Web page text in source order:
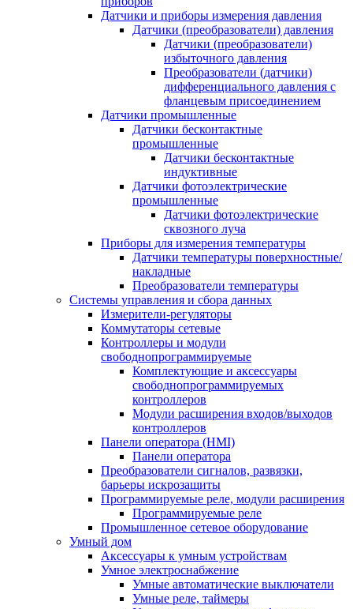
Датчики и приборы измерения давления
Датчики (преобразователи) давления
Датчики (преобразователи)
избыточного давления
Преобразователи (датчики)
дифференциального давления с
фланцевым присоединением
Датчики промышленные
Датчики бесконтактные
промышленные
Датчики бесконтактные
индуктивные
Датчики фотоэлектрические
промышленные
Датчики фотоэлектрические
сквозного луча
Приборы для измерения температуры
Датчики температуры поверхностные/
накладные
Преобразователи температуры
Системы управления и сбора данных
Измерители-регуляторы
Коммутаторы сетевые
Контроллеры и модули
свободнопрограммируемые
Комплектующие и аксессуары
свободнопрограммируемых
контроллеров
Модули расширения входов/выходов
контроллеров
Панели оператора (HMI)
Панели оператора
Преобразователи сигналов, развязки,
барьеры искрозащиты
Программируемые реле, модули расширения
Программируемые реле
Промышленное сетевое оборудование
Умный дом
Аксессуары к умным устройствам
Умное электроснабжение
Умные автоматические выключатели
Умные реле, таймеры